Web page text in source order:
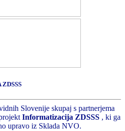
Slovenije skupaj s partnerjema
Informatizacija ZDSSS , ki ga
upravo iz Sklada NVO.